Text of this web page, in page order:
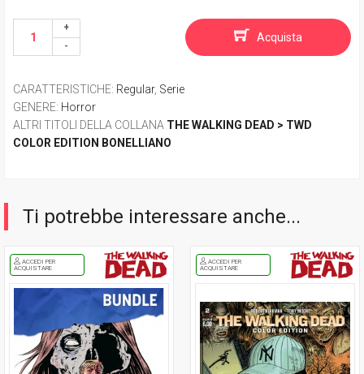
Acquista
CARATTERISTICHE: Regular, Serie
GENERE: Horror
ALTRI TITOLI DELLA COLLANA THE WALKING DEAD > TWD
COLOR EDITION BONELLIANO
Ti potrebbe interessare anche...
ACCEDI PER
ACQUISTARE
ACCEDI PER
ACQUISTARE